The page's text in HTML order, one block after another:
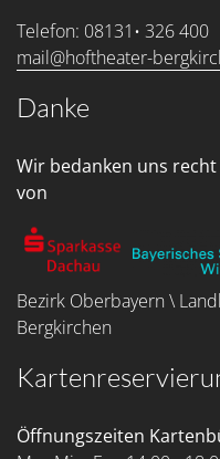
Telefon: 08131• 326 400
mail@hoftheater-
Danke
Wir bedanken uns
von
Bezirk Oberbayern \
Bergkirchen
Öffnungszeiten